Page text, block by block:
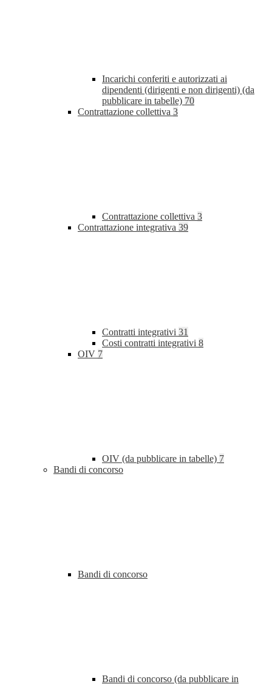
Incarichi conferiti e autorizzati ai
dipendenti (dirigenti e non dirigenti) (da
pubblicare in tabelle) 70
Contrattazione collettiva 3
Contrattazione collettiva 3
Contrattazione integrativa 39
Contratti integrativi 31
Costi contratti integrativi 8
OIV 7
OIV (da pubblicare in tabelle) 7
Bandi di concorso
Bandi di concorso
Bandi di concorso (da pubblicare in